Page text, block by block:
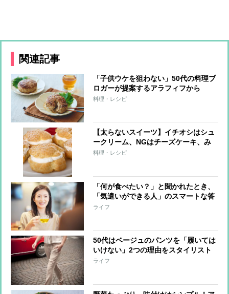
関連記事
「子供ウケを狙わない」50代の料理ブ
ロガーが提案するアラフィフから
の“大人ごはん”「しいたけのおかかハ
料理・レシピ
【太らないスイーツ】イチオシはシュ
ークリーム、NGはチーズケーキ、み
たらし団子
料理・レシピ
「何が食べたい？」と聞かれたとき、
「気遣いができる人」のスマートな答
え方
ライフ
50代はベージュのパンツを「履いては
いけない」2つの理由をスタイリスト
が解説
ライフ